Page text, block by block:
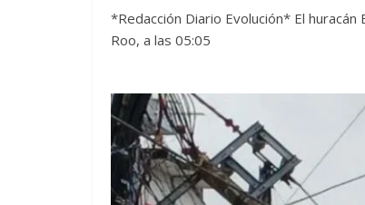
*Redacción Diario Evolución* El
Roo, a las 05:05